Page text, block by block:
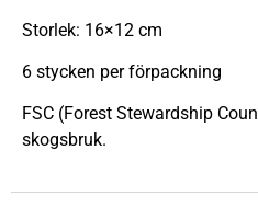
Storlek: 16×12 cm
6 stycken per förpackning
FSC (Forest Stewardship
skogsbruk.